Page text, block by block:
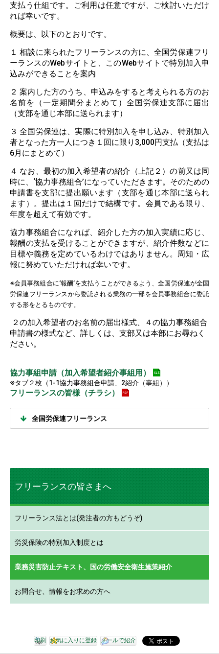
支払う仕組です。ご利用は任意ですが、ご検討いただけ
れば幸いです。
概要は、以下のとおりです。
１ 相談に来られたフリーランスの方に、全国労保連フリ
ーランスのWebサイトと、このWebサイトで特別加入申
込みができることを案内
２ 案内した方のうち、申込みをすると考えられる方のお
名前を（一定期間分まとめて）全国労保連支部に届出
（支部を通じ本部に送られます）
３ 全国労保連は、実際に特別加入を申し込み、特別加入
者となった方一人につき１回に限り 3,000円支払（支払は
6月にまとめて）
４ なお、最初の加入希望者の紹介（上記２）の前又は同
時に、‘協力事務組合’になっていただきます。そのための
申請書を支部に提出願います（支部を通じ本部に送られ
ます）。提出は１回だけで結構です。会員である限り、
年度を超えて有効です。
協力事務組合になれば、紹介した方の加入実績に応じ、
報酬の支払を受けることができますが、紹介件数などに
目標や義務を定めているわけではありません。周知・広
報に努めていただければ幸いです。
※会員事務組合に‘報酬’を支払うことができるよう、全国労保連が全国
労保連フリーランスから委託される業務の一部を会員事務組合に委託
する形をとるものです。
２の加入希望者のお名前の届出様式、４の協力事務組合
申請書の様式など、詳しくは、支部又は本部にお尋ねく
ださい。
協力事組申請（加入希望者紹介事組用）
※タブ２枚（1-1協力事務組合申請、2紹介（事組））
フリーランスの皆様（チラシ）
全国労保連フリーランス
フリーランスの皆さまへ
フリーランス法とは(発注者の方もどうぞ)
労災保険の特別加入制度とは
業務災害防止テキスト、国の労働安全衛生施策紹介
お問合せ、情報をお求めの方へ
印刷 お気に入りに登録 メールで紹介